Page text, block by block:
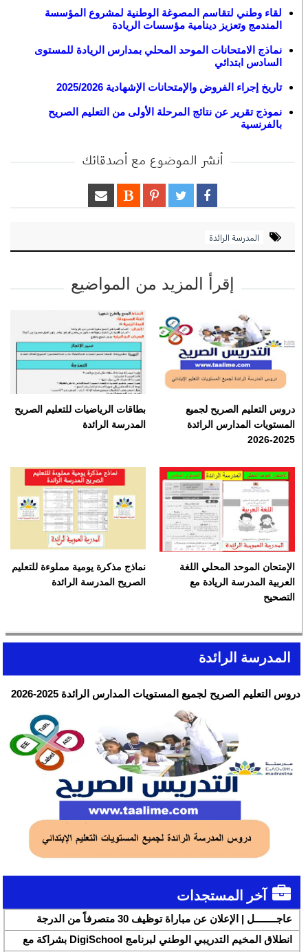
لقاء وطني لتقاسم المصوغة الوطنية لمشروع المؤسسة
المندمج وتعزيز دينامية مؤسسات الريادة
نماذج الامتحانات الموحد المحلي بمدارس الريادة للمستوى
السادس ابتدائي
تاريخ إجراء الفروض والإمتحانات الإشهادية 2025/2026
نموذج تقرير عن نتائج المرحلة الأولى من التعليم الصريح
بالفرنسية
أنشر الموضوع مع أصدقائك
المدرسة الرائدة
إقرأ المزيد من المواضيع
دروس التعليم الصريح لجميع
المستويات المدارس الرائدة
2025-2026
بطاقات الرياضيات للتعليم الصريح
المدرسة الرائدة
الإمتحان الموحد المحلي اللغة
العربية المدرسة الريادة مع
التصحيح
نماذج مذكرة يومية مملوءة للتعليم
الصريح المدرسة الرائدة
المدرسة الرائدة
دروس التعليم الصريح لجميع المستويات المدارس الرائدة 2025-2026
آخر المستجدات
عاجــــــــل | الإعلان عن مباراة توظيف 30 متصرفاً من الدرجة
الثانية بقطاع الشباب
انطلاق المخيم التدريبي الوطني لبرنامج DigiSchool بشراكة مع